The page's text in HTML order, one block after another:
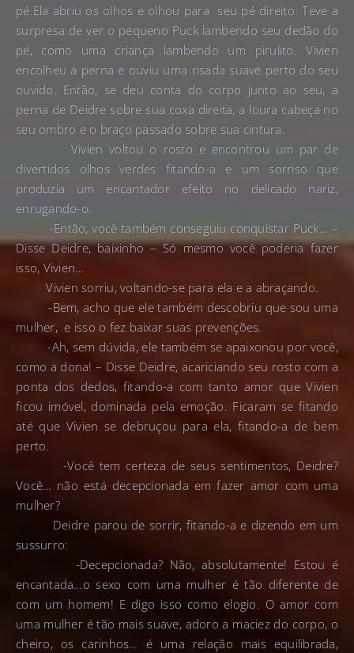
pé.Ela abriu os olhos e olhou para seu pé direito. Teve a
surpresa de ver o pequeno Puck lambendo seu dedão do
pé, como uma criança lambendo um pirulito. Vivien
encolheu a perna e ouviu uma risada suave perto do seu
ouvido. Então, se deu conta do corpo junto ao seu, a
perna de Deidre sobre sua coxa direita, a loura cabeça no
seu ombro e o braço passado sobre sua cintura.
Vivien voltou o rosto e encontrou um par de
divertidos olhos verdes fitando-a e um sorriso que
produzia um encantador efeito no delicado nariz,
enrugando-o.
-Então, você também conseguiu conquistar Puck… –
Disse Deidre, baixinho – Só mesmo você poderia fazer
isso, Vivien…
Vivien sorriu, voltando-se para ela e a abraçando.
-Bem, acho que ele também descobriu que sou uma
mulher, e isso o fez baixar suas prevenções.
-Ah, sem dúvida, ele também se apaixonou por você,
como a dona! – Disse Deidre, acariciando seu rosto com a
ponta dos dedos, fitando-a com tanto amor que Vivien
ficou imóvel, dominada pela emoção. Ficaram se fitando
até que Vivien se debruçou para ela, fitando-a de bem
perto.
-Você tem certeza de seus sentimentos, Deidre?
Você… não está decepcionada em fazer amor com uma
mulher?
Deidre parou de sorrir, fitando-a e dizendo em um
sussurro:
-Decepcionada? Não, absolutamente! Estou é
encantada…o sexo com uma mulher é tão diferente de
com um homem! E digo isso como elogio. O amor com
uma mulher é tão mais suave, adoro a maciez do corpo, o
cheiro, os carinhos… é uma relação mais equilibrada,